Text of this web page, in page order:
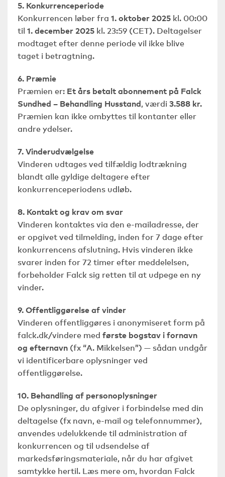
5. Konkurrenceperiode
Konkurrencen løber fra 1. oktober 2025 kl. 00:00
til 1. december 2025 kl. 23:59 (CET). Deltagelser
modtaget efter denne periode vil ikke blive
taget i betragtning.
6. Præmie
Præmien er: Et års betalt abonnement på Falck
Sundhed – Behandling Husstand, værdi 3.588 kr.
Præmien kan ikke ombyttes til kontanter eller
andre ydelser.
7. Vinderudvælgelse
Vinderen udtages ved tilfældig lodtrækning
blandt alle gyldige deltagere efter
konkurrenceperiodens udløb.
8. Kontakt og krav om svar
Vinderen kontaktes via den e-mailadresse, der
er opgivet ved tilmelding, inden for 7 dage efter
konkurrencens afslutning. Hvis vinderen ikke
svarer inden for 72 timer efter meddelelsen,
forbeholder Falck sig retten til at udpege en ny
vinder.
9. Offentliggørelse af vinder
Vinderen offentliggøres i anonymiseret form på
falck.dk/vindere med første bogstav i fornavn
og efternavn (fx “A. Mikkelsen”) — sådan undgår
vi identificerbare oplysninger ved
offentliggørelse.
10. Behandling af personoplysninger
De oplysninger, du afgiver i forbindelse med din
deltagelse (fx navn, e-mail og telefonnummer),
anvendes udelukkende til administration af
konkurrencen og til udsendelse af
markedsføringsmateriale, når du har afgivet
samtykke hertil. Læs mere om, hvordan Falck